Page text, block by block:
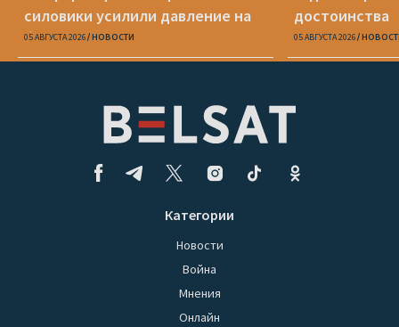
силовики усилили давление на
беларусов
05 АВГУСТА 2026 НОВОСТИ
достоинства
05 АВГУСТА 2026
Категории
Новости
Война
Мнения
Онлайн